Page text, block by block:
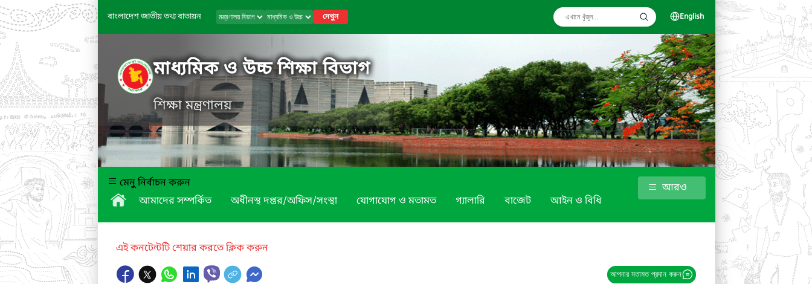
বাংলাদেশ জাতীয় তথ্য বাতায়ন দেখুন English
মাধ্যমিক ও উচ্চ শিক্ষা বিভাগ
শিক্ষা মন্ত্রণালয়
মেনু নির্বাচন করুন
আমাদের সম্পর্কিত
অধীনস্থ দপ্তর/অফিস/সংস্থা যোগাযোগ ও মতামত গ্যালারি বাজেট আইন ও বিধি
আরও
এই কনটেন্টটি শেয়ার করতে ক্লিক করুন
আপনার মতামত প্রদান করুন